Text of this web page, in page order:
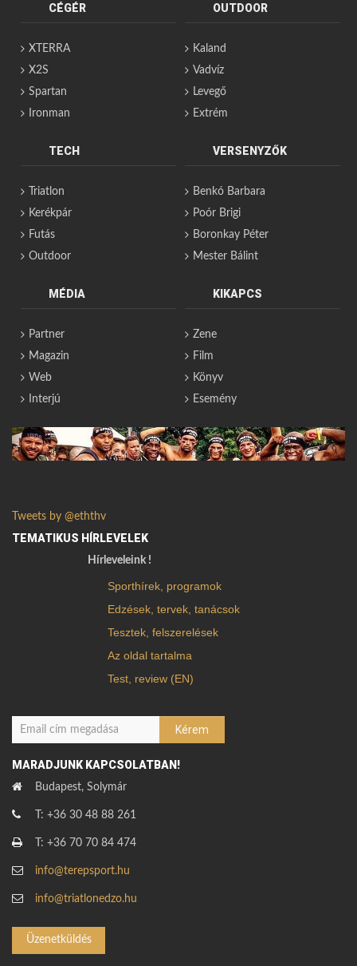
CÉGÉR
XTERRA
X2S
Spartan
Ironman
OUTDOOR
Kaland
Vadvíz
Levegő
Extrém
TECH
Triatlon
Kerékpár
Futás
Outdoor
VERSENYZŐK
Benkó Barbara
Poór Brigi
Boronkay Péter
Mester Bálint
MÉDIA
Partner
Magazin
Web
Interjú
KIKAPCS
Zene
Film
Könyv
Esemény
Tweets by @eththv
TEMATIKUS HÍRLEVELEK
Hírleveleink !
Sporthírek, programok
Edzések, tervek, tanácsok
Tesztek, felszerelések
Az oldal tartalma
Test, review (EN)
MARADJUNK KAPCSOLATBAN!
Budapest, Solymár
T: +36 30 48 88 261
T: +36 70 70 84 474
info@terepsport.hu
info@triatlonedzo.hu
Üzenetküldés